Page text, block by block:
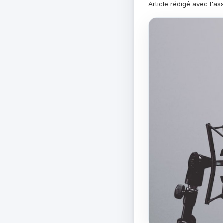
Article rédigé avec